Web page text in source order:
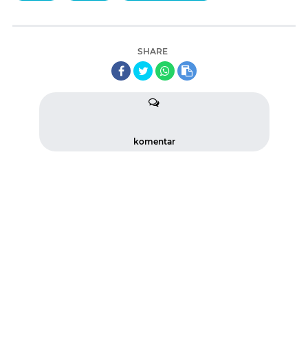
SHARE
komentar